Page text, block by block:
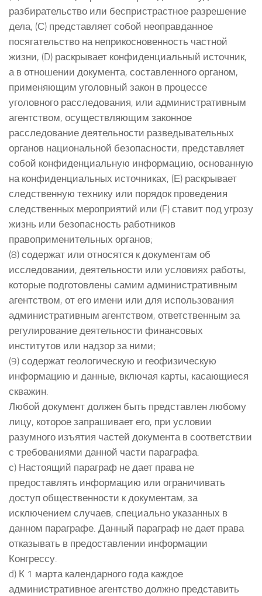
разбирательство или беспристрастное разрешение
дела, (С) представляет собой неоправданное
посягательство на неприкосновенность частной
жизни, (D) раскрывает конфиденциальный источник,
а в отношении документа, составленного органом,
применяющим уголовный закон в процессе
уголовного расследования, или административным
агентством, осуществляющим законное
расследование деятельности разведывательных
органов национальной безопасности, представляет
собой конфиденциальную информацию, основанную
на конфиденциальных источниках, (Е) раскрывает
следственную технику или порядок проведения
следственных мероприятий или (F) ставит под угрозу
жизнь или безопасность работников
правоприменительных органов;
(8) содержат или относятся к документам об
исследовании, деятельности или условиях работы,
которые подготовлены самим административным
агентством, от его имени или для использования
административным агентством, ответственным за
регулирование деятельности финансовых
институтов или надзор за ними;
(9) содержат геологическую и геофизическую
информацию и данные, включая карты, касающиеся
скважин.
Любой документ должен быть представлен любому
лицу, которое запрашивает его, при условии
разумного изъятия частей документа в соответствии
с требованиями данной части параграфа.
с) Настоящий параграф не дает права не
предоставлять информацию или ограничивать
доступ общественности к документам, за
исключением случаев, специально указанных в
данном параграфе. Данный параграф не дает права
отказывать в предоставлении информации
Конгрессу.
d) К 1 марта календарного года каждое
административное агентство должно представить